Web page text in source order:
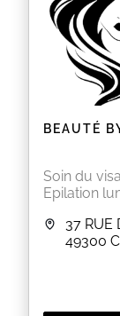
BEAUTÉ
Soin du
Epilation
37 RUE
49300